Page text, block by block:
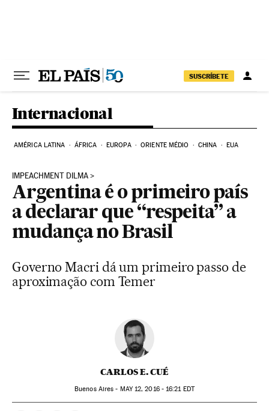
SUSCRÍBETE
Internacional
AMÉRICA LATINA ÁFRICA EUROPA ORIENTE MÉDIO CHINA EUA
IMPEACHMENT DILMA
Argentina é o primeiro país
a declarar que “respeita” a
mudança no Brasil
Governo Macri dá um primeiro passo de
aproximação com Temer
CARLOS E. CUÉ
Buenos Aires - MAY12, 2016 - 16:21EDT